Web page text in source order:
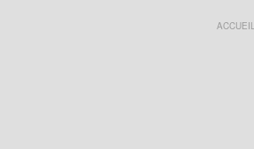
ACCUEIL